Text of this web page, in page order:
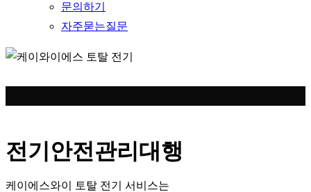
문의하기
자주묻는질문
전기안전관리대행
케이에스와이 토탈 전기 서비스는